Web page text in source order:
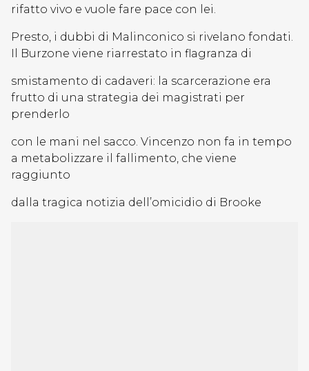
rifatto vivo e vuole fare pace con lei.
Presto, i dubbi di Malinconico si rivelano fondati.
Il Burzone viene riarrestato in flagranza di
smistamento di cadaveri: la scarcerazione era
frutto di una strategia dei magistrati per
prenderlo
con le mani nel sacco. Vincenzo non fa in tempo
a metabolizzare il fallimento, che viene
raggiunto
dalla tragica notizia dell’omicidio di Brooke